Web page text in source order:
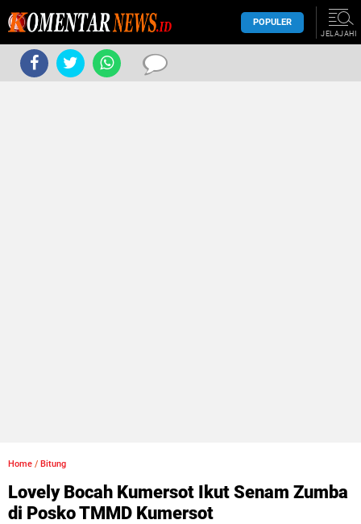
POPULER
JELAJAHI
Home / Bitung
Lovely Bocah Kumersot Ikut Senam Zumba
di Posko TMMD Kumersot